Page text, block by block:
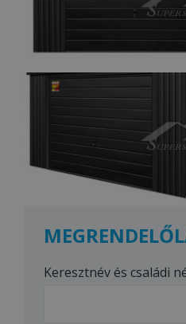
Keresztnév és családi